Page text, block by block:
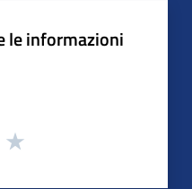
le informazioni